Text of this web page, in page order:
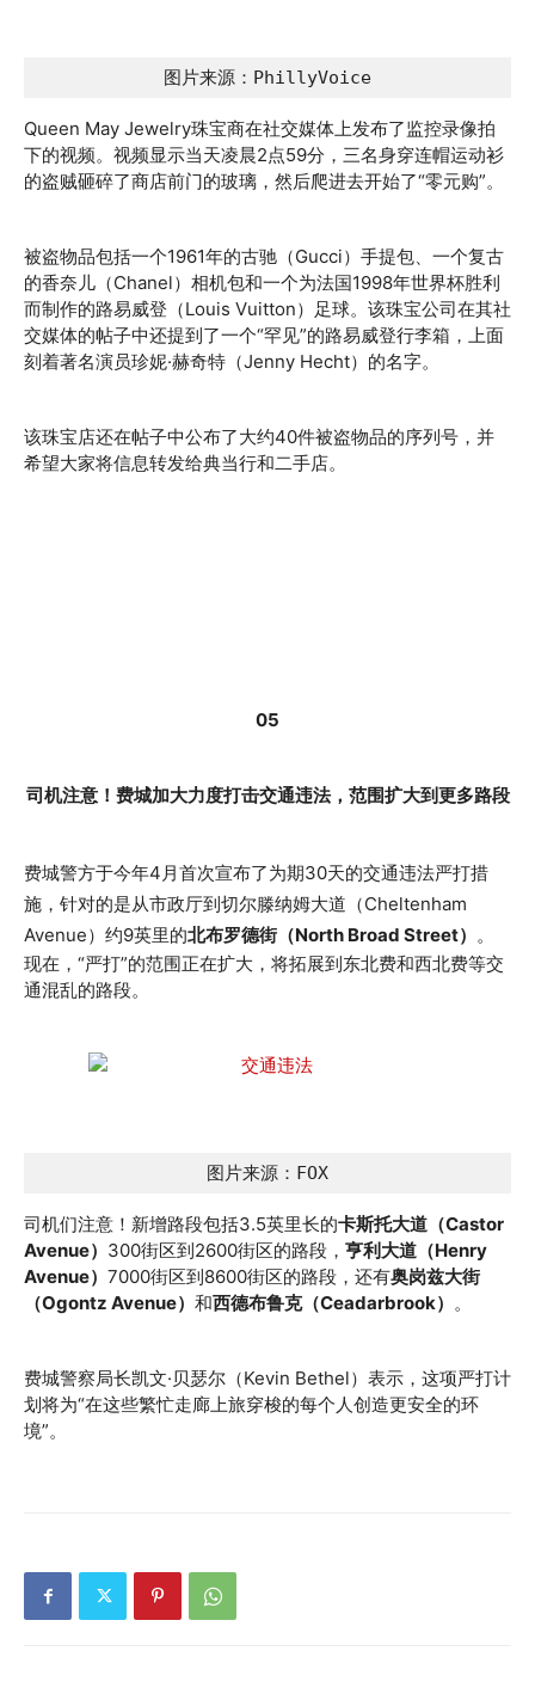
图片来源：PhillyVoice
Queen May Jewelry珠宝商在社交媒体上发布了监控录像拍
下的视频。视频显示当天凌晨2点59分，三名身穿连帽运动衫
的盗贼砸碎了商店前门的玻璃，然后爬进去开始了“零元购”。
被盗物品包括一个1961年的古驰（Gucci）手提包、一个复古
的香奈儿（Chanel）相机包和一个为法国1998年世界杯胜利
而制作的路易威登（Louis Vuitton）足球。该珠宝公司在其社
交媒体的帖子中还提到了一个“罕见”的路易威登行李箱，上面
刻着著名演员珍妮·赫奇特（Jenny Hecht）的名字。
该珠宝店还在帖子中公布了大约40件被盗物品的序列号，并
希望大家将信息转发给典当行和二手店。
05
司机注意！费城加大力度打击交通违法，范围扩大到更多路段
费城警方于今年4月首次宣布了为期30天的交通违法严打措
施，针对的是从市政厅到切尔滕纳姆大道（Cheltenham
Avenue）约9英里的北布罗德街（North Broad Street） 。
现在，“严打”的范围正在扩大，将拓展到东北费和西北费等交
通混乱的路段。
图片来源：FOX
司机们注意！新增路段包括3.5英里长的卡斯托大道（Castor
Avenue） 300街区到2600街区的路段， 亨利大道（Henry
Avenue） 7000街区到8600街区的路段，还有奥岗兹大街
（Ogontz Avenue） 和西德布鲁克（Ceadarbrook） 。
费城警察局长凯文·贝瑟尔（Kevin Bethel）表示，这项严打计
划将为“在这些繁忙走廊上旅穿梭的每个人创造更安全的环
境”。